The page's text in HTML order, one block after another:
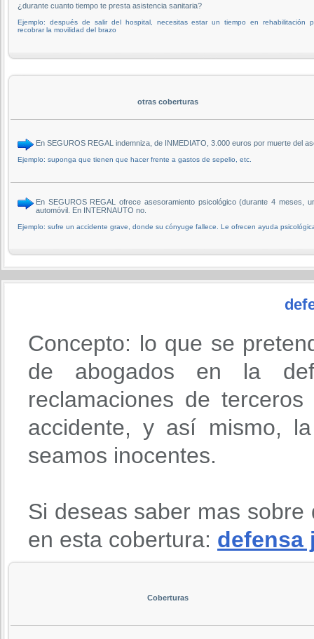
¿durante cuanto tiempo te presta asistencia sanitaria?
Ejemplo: después de salir del hospital, necesitas estar un tiempo en rehabilitación
recobrar la movilidad del brazo
otras coberturas
En SEGUROS REGAL indemniza, de INMEDIATO, 3.000 euros por muerte del
Ejemplo: suponga que tienen que hacer frente a gastos de sepelio, etc.
En SEGUROS REGAL ofrece asesoramiento psicológico (durante 4
automóvil. En INTERNAUTO no.
Ejemplo: sufre un accidente grave, donde su cónyuge fallece. Le ofrecen ayuda
Concepto: lo que se
de abogados en la
reclamaciones de
accidente, y así mismo,
seamos inocentes.
Si deseas saber mas
en esta cobertura: defensa
Coberturas